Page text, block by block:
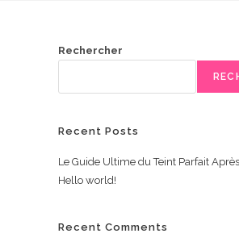
Rechercher
Recent Posts
Le Guide Ultime du Teint Parfait
Hello world!
Recent Comments